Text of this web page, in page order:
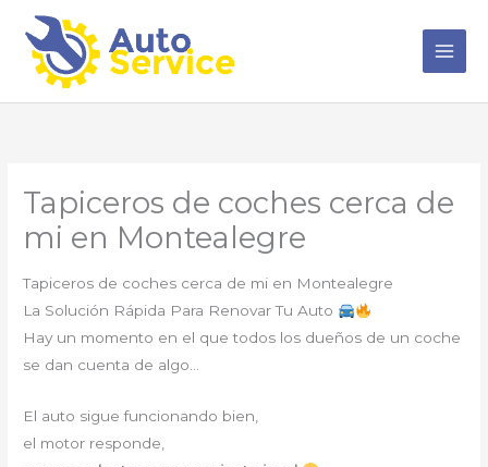
contenido
Tapiceros de coches cerca de
mi en Montealegre
Tapiceros de coches cerca de mi en Montealegre
La Solución Rápida Para Renovar Tu Auto
Hay un momento en el que todos los dueños de un coche
se dan cuenta de algo…
El auto sigue funcionando bien,
el motor responde,